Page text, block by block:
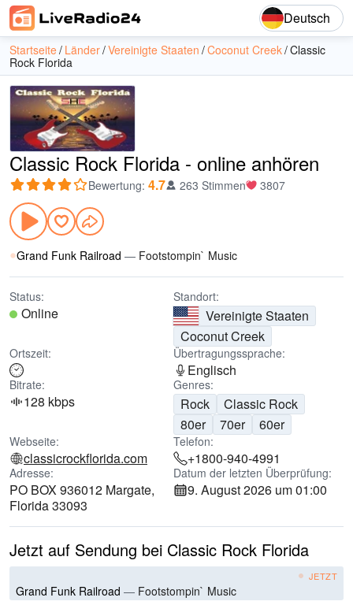
Deutsch
Startseite Länder Vereinigte Staaten Coconut Creek Classic
Rock Florida
Classic Rock Florida - online anhören
Bewertung: 4.7 263 Stimmen 3807
Grand Funk Railroad — Footstompin` Music
Status:
Online
Standort:
Vereinigte Staaten
Coconut Creek
Ortszeit: Übertragungssprache:
Englisch
Bitrate:
128 kbps
Genres:
Rock
Classic Rock
80er
70er 60er
Webseite:
classicrockflorida.com
Telefon:
+1800-940-4991
Adresse:
PO BOX 936012 Margate,
Florida 33093
Datum der letzten Überprüfung:
9. August 2026 um 01:00
Jetzt auf Sendung bei Classic Rock Florida
JETZT
Grand Funk Railroad — Footstompin` Music